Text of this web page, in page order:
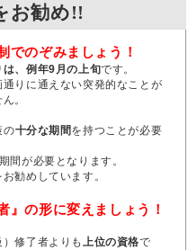
お勧め!!
でのぞみましょう！
は、例年9月の上旬です。
りに通えない突発的なことが
。
の十分な期間を持つことが必要
間が必要となります。
勧めしています。
』の形に変えましょう！
修了者よりも上位の資格で